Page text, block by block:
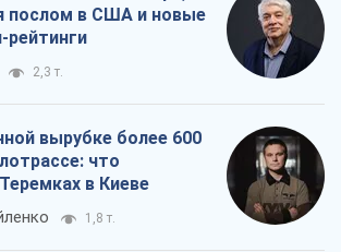
послом в США и новые
рейтинги
2,3 т.
вырубке более 600
что
в Киеве
1,8 т.